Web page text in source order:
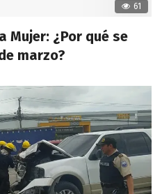
61
Mujer: ¿Por qué se
marzo?